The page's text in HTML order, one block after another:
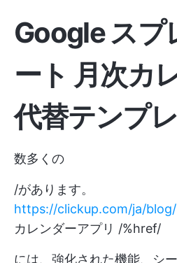
Google スプ
ート 月次カ
代替テンプ
数多くの
/があります。
https://clickup.com/ja/blog/
カレンダーアプリ /%href/
には、強化された機能、シ